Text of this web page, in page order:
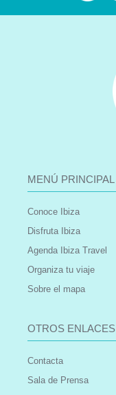
MENÚ PRINCIPAL
Conoce Ibiza
Disfruta Ibiza
Agenda Ibiza Travel
Organiza tu viaje
Sobre el mapa
OTROS ENLACES
Contacta
Sala de Prensa